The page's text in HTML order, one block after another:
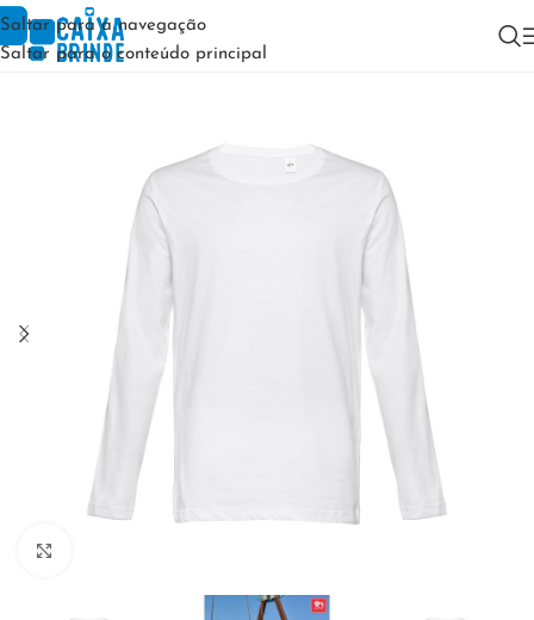
Saltar para a navegação
Saltar para o conteúdo principal